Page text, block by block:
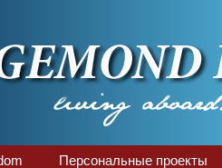
Персональные проекты